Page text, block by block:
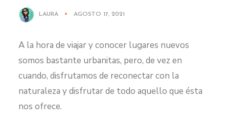
LAURA AGOSTO 17, 2021
A la hora de viajar y conocer lugares nuevos
somos bastante urbanitas, pero, de vez en
cuando, disfrutamos de reconectar con la
naturaleza y disfrutar de todo aquello que ésta
nos ofrece.